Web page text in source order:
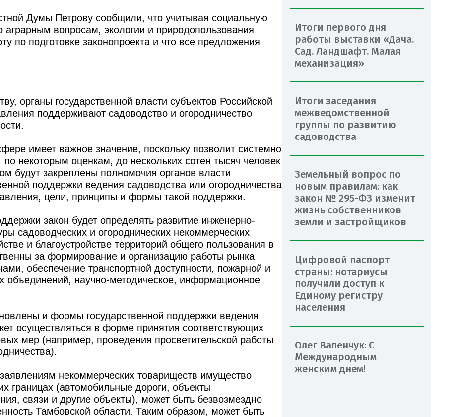
Думы Петрову сообщили, что учитывая социальную
аграрным вопросам, экологии и природопользования
по подготовке законопроекта и что все предложения
органы государственной власти субъектов Российской
поддерживают садоводство и огородничество
имеет важное значение, поскольку позволит системно
по некоторым оценкам, до нескольких сотен тысяч человек
будут закреплены полномочия органов власти
поддержки ведения садоводства или огородничества
цели, принципы и формы такой поддержки.
закон будет определять развитие инженерно-
садоводческих и огороднических некоммерческих
и благоустройстве территорий общего пользования в
за формирование и организацию работы рынка
обеспечение транспортной доступности, пожарной и
объединений, научно-методическое, информационное
и формы государственной поддержки ведения
осуществляться в форме принятия соответствующих
мер (например, проведения просветительской работы
некоммерческих товариществ имущество
границах (автомобильные дороги, объекты
связи и другие объекты), может быть безвозмездно
Тамбовской области. Таким образом, может быть
Итоги первого дня
работы выставки «Дача.
Сад. Ландшафт. Малая
механизация»
Итоги заседания
межведомственной
группы по развитию
садоводства
Земельный вопрос по
новым правилам: как
закон № 295-ФЗ изменит
жизнь собственников
земли и застройщиков
Цифровой паспорт
страны: нотариусы
получили доступ к
Единому регистру
населения
Олег Валенчук: С
Международным
женским днем!